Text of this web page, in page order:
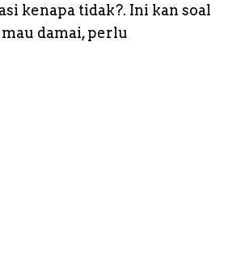
kenapa tidak?. Ini kan soal
damai, perlu